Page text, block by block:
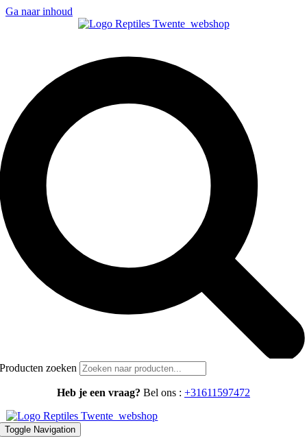
Ga naar inhoud
Producten zoeken
Heb je een vraag? Bel ons : +31611597472
Toggle Navigation